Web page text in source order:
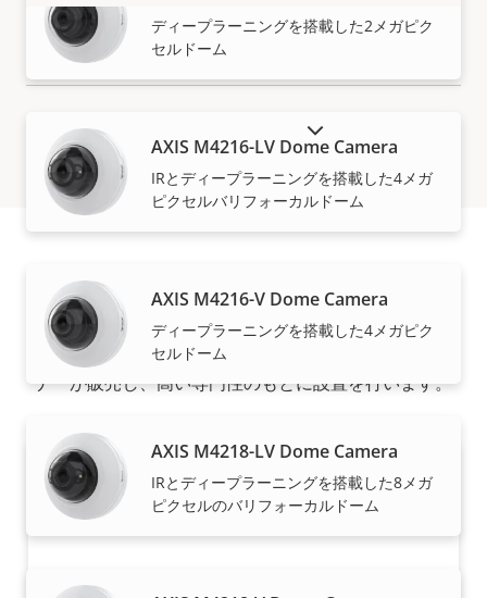
もっと見る
ディープラーニングを搭載した2メガピク
セルドーム
AXIS M4216-LV Dome Camera
IRとディープラーニングを搭載した4メガ
ピクセルバリフォーカルドーム
AXIS M4216-V Dome Camera
ディープラーニングを搭載した4メガピク
セルドーム
AXIS M4218-LV Dome Camera
IRとディープラーニングを搭載した8メガ
ピクセルのバリフォーカルドーム
購入方法
Axisソリューションと個々の製品は、信頼できるパート
ナーが販売し、高い専門性のもとに設置を行います。